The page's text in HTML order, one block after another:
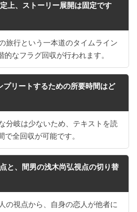
上、ストーリー展開は固定です
旅行という一本道のタイムライン
なフラグ回収が行われます。
プリートするための所要時間はど
分岐は少ないため、テキストを読
で全回収が可能です。
と、間男の浅木尚弘視点の切り替
の視点から、自身の恋人が他者に